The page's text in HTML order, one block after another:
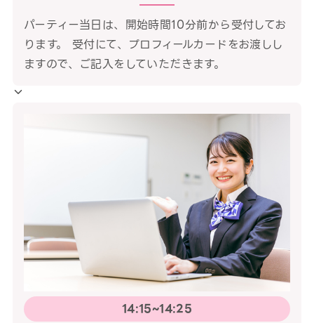
パーティー当日は、開始時間10分前から受付してお
ります。 受付にて、プロフィールカードをお渡しし
ますので、ご記入をしていただきます。
14:15~14:25